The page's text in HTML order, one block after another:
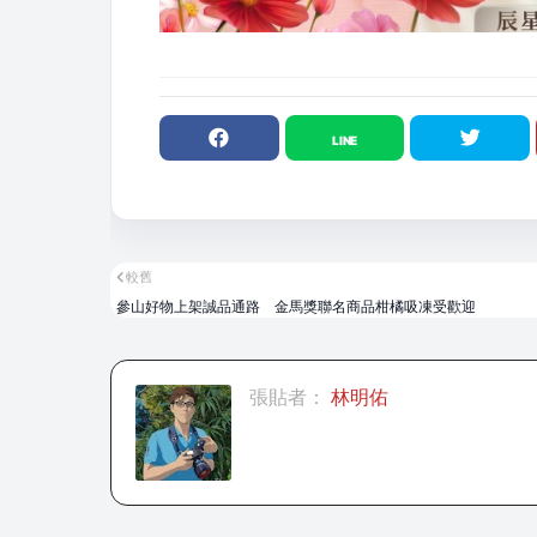
較舊
參山好物上架誠品通路 金馬獎聯名商品柑橘吸凍受歡迎
張貼者： 林明佑